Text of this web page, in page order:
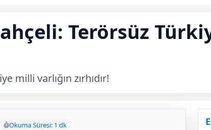
Terörsüz
milli varlığın zırhıdır!
Okuma Süresi: 1 dk